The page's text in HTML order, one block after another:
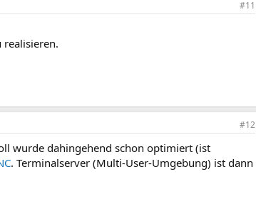
#11
#12
wurde dahingehend schon optimiert (ist
. Terminalserver (Multi-User-Umgebung) ist dann